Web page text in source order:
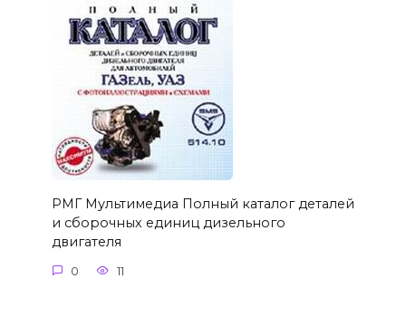
РМГ Мультимедиа Полный каталог деталей
и сборочных единиц дизельного
двигателя
0 11